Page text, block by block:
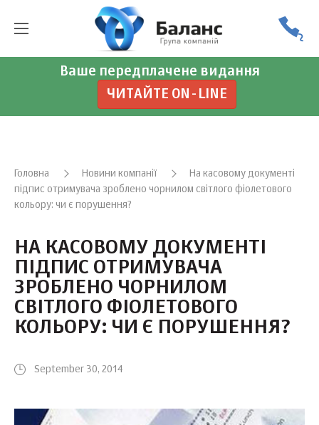
Ваше передплачене видання
ЧИТАЙТЕ ON-LINE
Головна Новини компанії
На касовому документі
підпис отримувача зроблено чорнилом світлого фіолетового
кольору: чи є порушення?
НА КАСОВОМУ ДОКУМЕНТІ
ПІДПИС ОТРИМУВАЧА
ЗРОБЛЕНО ЧОРНИЛОМ
СВІТЛОГО ФІОЛЕТОВОГО
КОЛЬОРУ: ЧИ Є ПОРУШЕННЯ?
September 30, 2014